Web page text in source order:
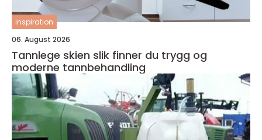
inspiration
06. August 2026
Tannlege skien slik finner du trygg og
moderne tannbehandling